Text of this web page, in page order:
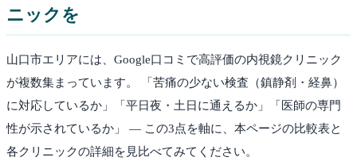
ニックを
山口市エリアには、Google口コミで高評価の内視鏡クリニック
が複数集まっています。 「苦痛の少ない検査（鎮静剤・経鼻）
に対応しているか」「平日夜・土日に通えるか」「医師の専門
性が示されているか」 — この3点を軸に、本ページの比較表と
各クリニックの詳細を見比べてみてください。